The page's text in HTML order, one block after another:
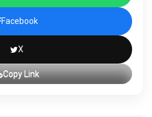
Facebook
X
Copy Link